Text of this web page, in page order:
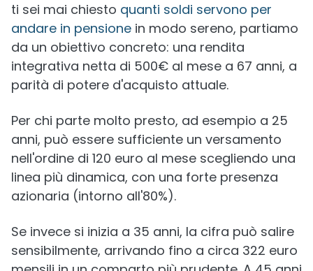
ti sei mai chiesto quanti soldi servono per
andare in pensione in modo sereno, partiamo
da un obiettivo concreto: una rendita
integrativa netta di 500€ al mese a 67 anni, a
parità di potere d'acquisto attuale.
Per chi parte molto presto, ad esempio a 25
anni, può essere sufficiente un versamento
nell'ordine di 120 euro al mese scegliendo una
linea più dinamica, con una forte presenza
azionaria (intorno all'80%).
Se invece si inizia a 35 anni, la cifra può salire
sensibilmente, arrivando fino a circa 322 euro